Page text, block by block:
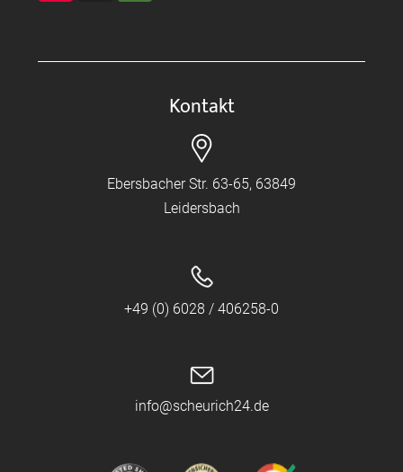
Kontakt
Ebersbacher Str. 63-65, 63849
Leidersbach
+49 (0) 6028 / 406258-0
info@scheurich24.de